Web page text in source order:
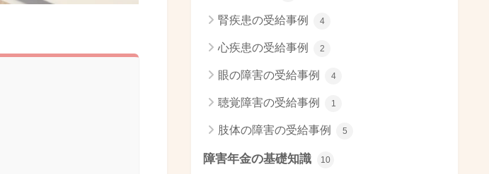
腎疾患の受給事例 4
心疾患の受給事例 2
眼の障害の受給事例 4
聴覚障害の受給事例 1
肢体の障害の受給事例 5
障害年金の基礎知識 10